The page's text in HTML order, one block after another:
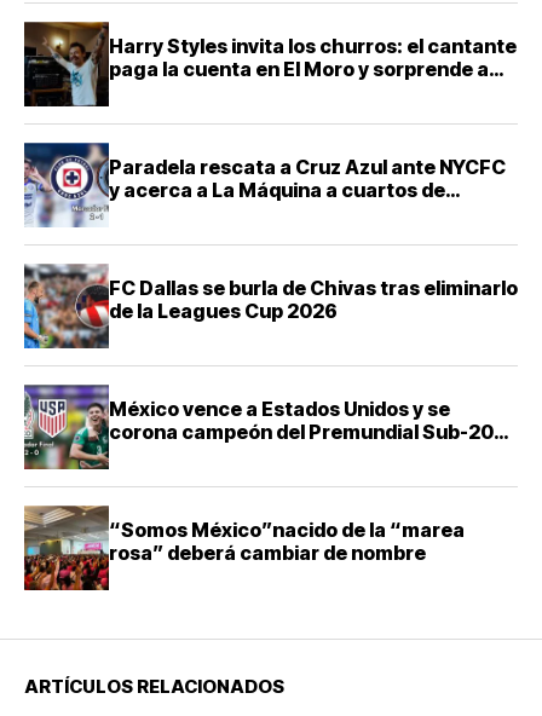
Harry Styles invita los churros: el cantante
paga la cuenta en El Moro y sorprende a
Paradela rescata a Cruz Azul ante NYCFC
y acerca a La Máquina a cuartos de
FC Dallas se burla de Chivas tras eliminarlo
de la Leagues Cup 2026
México vence a Estados Unidos y se
corona campeón del Premundial Sub-20
“Somos México”nacido de la “marea
rosa” deberá cambiar de nombre
ARTÍCULOS RELACIONADOS